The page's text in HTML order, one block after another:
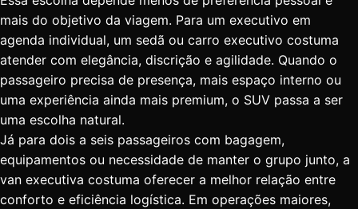
mais do objetivo da viagem. Para um executivo em
agenda individual, um sedã ou carro executivo costuma
atender com elegância, discrição e agilidade. Quando o
passageiro precisa de presença, mais espaço interno ou
uma experiência ainda mais premium, o SUV passa a ser
uma escolha natural.
Já para dois a seis passageiros com bagagem,
equipamentos ou necessidade de manter o grupo junto, a
van executiva costuma oferecer a melhor relação entre
conforto e eficiência logística. Em operações maiores,